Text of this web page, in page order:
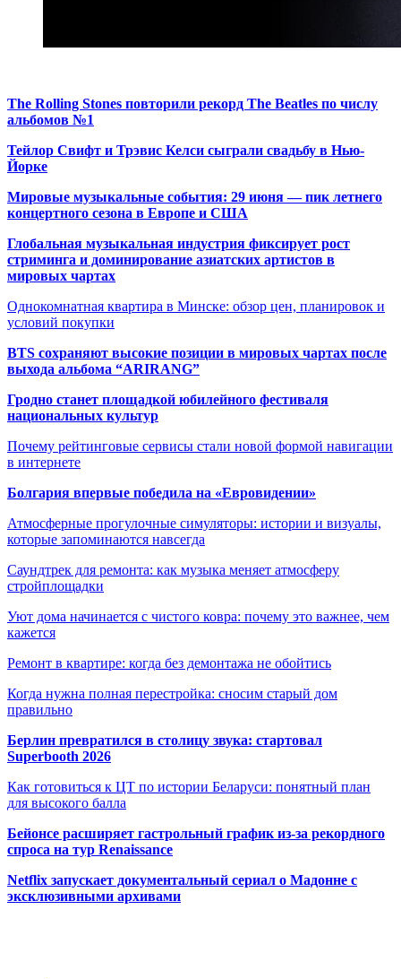
The Rolling Stones повторили рекорд The Beatles по числу
альбомов №1
Тейлор Свифт и Трэвис Келси сыграли свадьбу в Нью-
Йорке
Мировые музыкальные события: 29 июня — пик летнего
концертного сезона в Европе и США
Глобальная музыкальная индустрия фиксирует рост
стриминга и доминирование азиатских артистов в
мировых чартах
Однокомнатная квартира в Минске: обзор цен, планировок и
условий покупки
BTS сохраняют высокие позиции в мировых чартах после
выхода альбома “ARIRANG”
Гродно станет площадкой юбилейного фестиваля
национальных культур
Почему рейтинговые сервисы стали новой формой навигации
в интернете
Болгария впервые победила на «Евровидении»
Атмосферные прогулочные симуляторы: истории и визуалы,
которые запоминаются навсегда
Саундтрек для ремонта: как музыка меняет атмосферу
стройплощадки
Уют дома начинается с чистого ковра: почему это важнее, чем
кажется
Ремонт в квартире: когда без демонтажа не обойтись
Когда нужна полная перестройка: сносим старый дом
правильно
Берлин превратился в столицу звука: стартовал
Superbooth 2026
Как готовиться к ЦТ по истории Беларуси: понятный план
для высокого балла
Бейонсе расширяет гастрольный график из-за рекордного
спроса на тур Renaissance
Netflix запускает документальный сериал о Мадонне с
эксклюзивными архивами